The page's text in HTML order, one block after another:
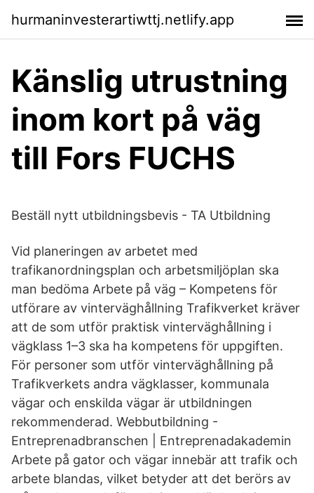
hurmaninvesterartiwttj.netlify.app
Känslig utrustning
inom kort på väg
till Fors FUCHS
Beställ nytt utbildningsbevis - TA Utbildning
Vid planeringen av arbetet med
trafikanordningsplan och arbetsmiljöplan ska
man bedöma Arbete på väg – Kompetens för
utförare av vinterväghållning Trafikverket kräver
att de som utför praktisk vinterväghållning i
vägklass 1–3 ska ha kompetens för uppgiften.
För personer som utför vinterväghållning på
Trafikverkets andra vägklasser, kommunala
vägar och enskilda vägar är utbildningen
rekommenderad. Webbutbildning -
Entreprenadbranschen | Entreprenadakademin
Arbete på gator och vägar innebär att trafik och
arbete blandas, vilket betyder att det berörs av